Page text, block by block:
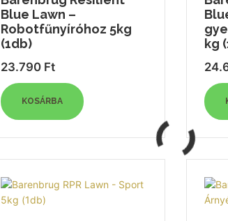
Blue Lawn –
Robotfűnyíróhoz 5kg
(1db)
23.790 Ft
KOSÁRBA
kg